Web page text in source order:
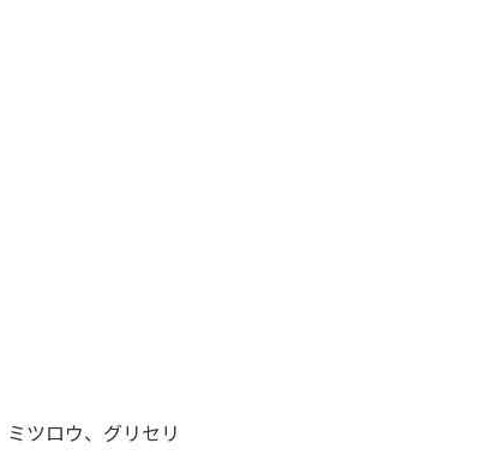
ツロウ、グリセリ